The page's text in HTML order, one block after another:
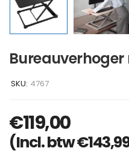
SKU: 4767
€119,00
(Incl. btw€143,99